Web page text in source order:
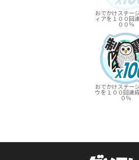
おでかけステー
ィアを１００回
００％
おでかけステー
ウを１００回達
０％